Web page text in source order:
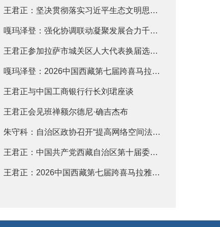
王君正：坚决贯彻落实习近平生态文明思想科学有序推进国土绿化工作努力创建国家生...
嘎玛泽登：强化协调联动凝聚发展合力千方百计推动农牧业增效益农牧民增收入农牧区...
王君正参加拉萨市城关区人大代表换届选举投票
嘎玛泽登：2026中国西藏第七届跨喜马拉雅国际公路自行车极限赛闭幕式暨颁奖仪式在...
王君正与中国工商银行行长刘珺座谈
王君正会见班禅额尔德尼·确吉杰布
朱守科：自治区政协召开“提高网络空间法治化水平助力营造健康向上的网络生态”专...
王君正：中国共产党西藏自治区第十届委员会第十次全体会议在拉萨举行
王君正：2026中国西藏第七届跨喜马拉雅国际公路自行车极限赛在拉萨开幕